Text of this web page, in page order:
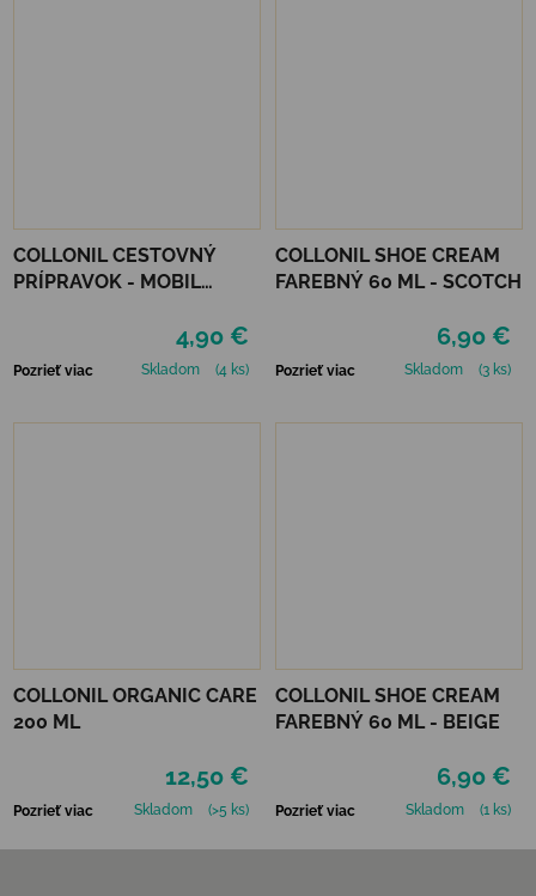
COLLONIL CESTOVNÝ
PRÍPRAVOK - MOBIL
4,90 €
Pozrieť viac Skladom (4 ks)
COLLONIL SHOE CREAM
FAREBNÝ 60 ML - SCOTCH
6,90 €
Pozrieť viac Skladom (3 ks)
COLLONIL ORGANIC CARE
200 ML
12,50 €
Pozrieť viac Skladom (>5 ks)
COLLONIL SHOE CREAM
FAREBNÝ 60 ML - BEIGE
6,90 €
Pozrieť viac Skladom (1 ks)